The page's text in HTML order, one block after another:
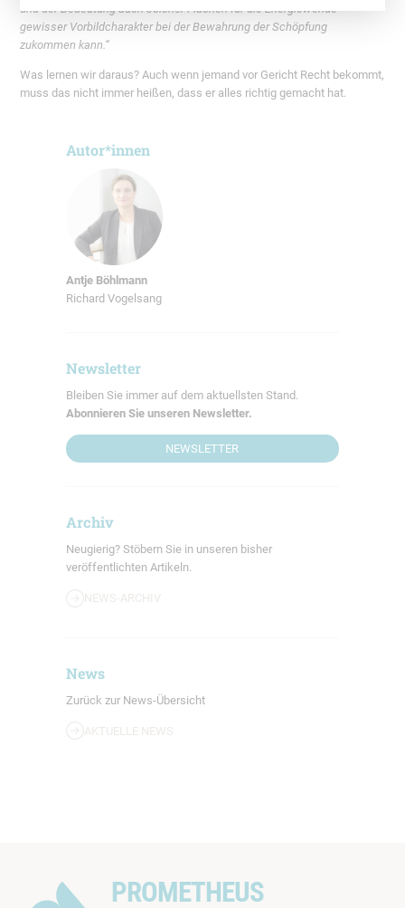
und der Bedeutung auch solcher Flächen für die Energiewende –
gewisser Vorbildcharakter bei der Bewahrung der Schöpfung
zukommen kann.“
Was lernen wir daraus? Auch wenn jemand vor Gericht Recht bekommt,
muss das nicht immer heißen, dass er alles richtig gemacht hat.
Autor*innen
Antje Böhlmann
Richard Vogelsang
Newsletter
Bleiben Sie immer auf dem aktuellsten Stand.
Abonnieren Sie unseren Newsletter.
NEWSLETTER
Archiv
Neugierig? Stöbern Sie in unseren bisher
veröffentlichten Artikeln.
NEWS-ARCHIV
News
Zurück zur News-Übersicht
AKTUELLE NEWS
PROMETHEUS